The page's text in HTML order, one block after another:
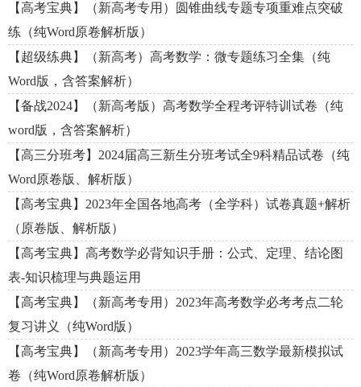
【高考宝典】（新高考专用）圆锥曲线专题专项重难点突破
练（纯Word原卷解析版）
【超级练典】（新高考）高考数学：微专题练习全集（纯
Word版，含答案解析）
【备战2024】（新高考版）高考数学全程考评特训试卷（纯
word版，含答案解析）
【高三分班考】2024届高三新生分班考试全9科精品试卷（纯
Word原卷版、解析版）
【高考宝典】2023年全国各地高考（全学科）试卷真题+解析
（原卷版、解析版）
【高考宝典】高考数学必背知识手册：公式、定理、结论图
表-知识梳理与典题运用
【高考宝典】（新高考专用）2023年高考数学必考考点二轮
复习讲义（纯Word版）
【高考宝典】（新高考专用）2023学年高三数学最新模拟试
卷（纯Word原卷解析版）